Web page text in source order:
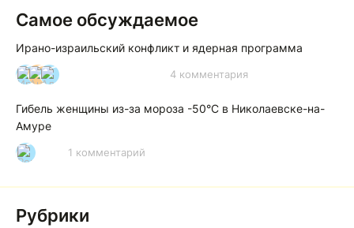
Самое обсуждаемое
Ирано-израильский конфликт и ядерная программа
И А А 4 комментария
Гибель женщины из-за мороза -50°C в Николаевске-на-
Амуре
Р 1 комментарий
Рубрики